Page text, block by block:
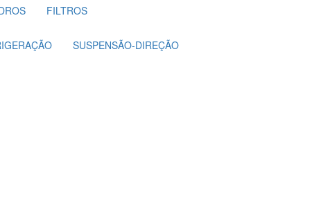
FILTROS
SUSPENSÃO-DIREÇÃO